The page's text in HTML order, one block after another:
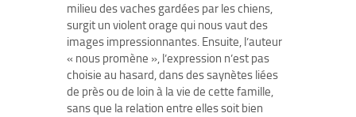
milieu des vaches gardées par les chiens,
surgit un violent orage qui nous vaut des
images impressionnantes. Ensuite, l’auteur
« nous promène », l’expression n’est pas
choisie au hasard, dans des saynètes liées
de près ou de loin à la vie de cette famille,
sans que la relation entre elles soit bien